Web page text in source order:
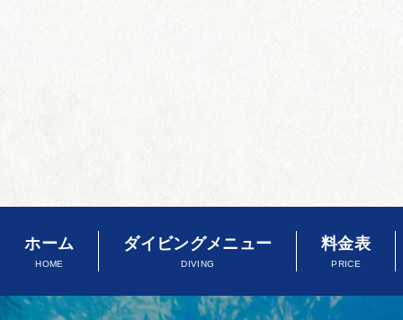
ホーム
HOME
ダイビングメニュー
DIVING
料金表
PRICE